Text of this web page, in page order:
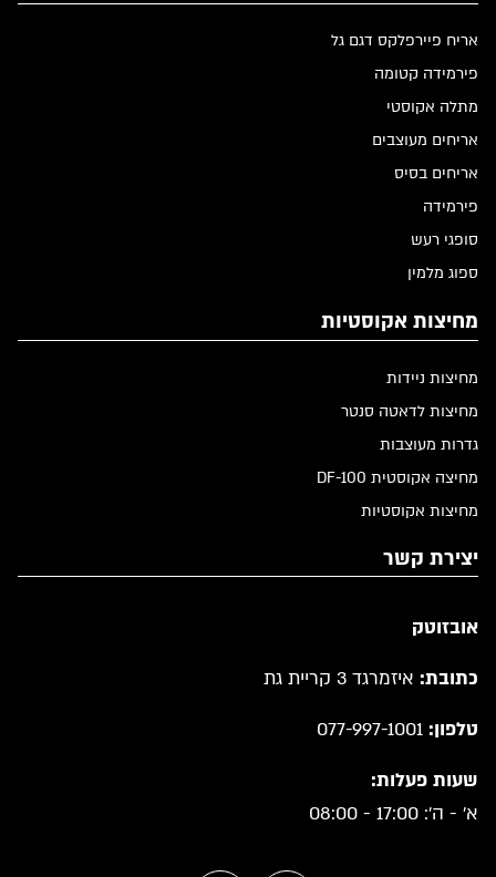
אריח פיירפלקס דגם גל
פירמידה קטומה
מתלה אקוסטי
אריחים מעוצבים
אריחים בסיס
פירמידה
סופגי רעש
ספוג מלמין
מחיצות אקוסטיות
מחיצות ניידות
מחיצות לדאטה סנטר
גדרות מעוצבות
מחיצה אקוסטית DF-100
מחיצות אקוסטיות
יצירת קשר
אובזוטק
כתובת: איזמרגד 3 קריית גת
טלפון: 077-997-1001
שעות פעלות:
א' - ה': 17:00 - 08:00